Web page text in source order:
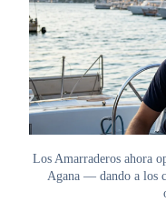
Los Amarraderos ahora
Agana — dando a los